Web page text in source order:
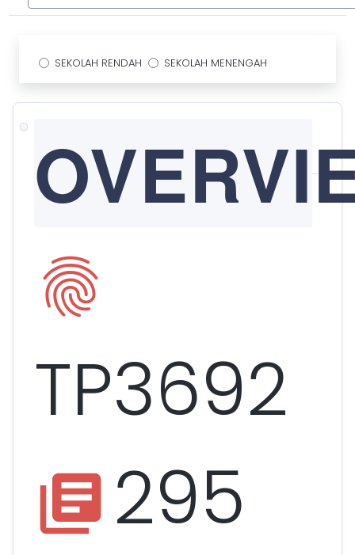
SEKOLAH RENDAH SEKOLAH MENENGAH
fingerprint
TP3692
library_books 295